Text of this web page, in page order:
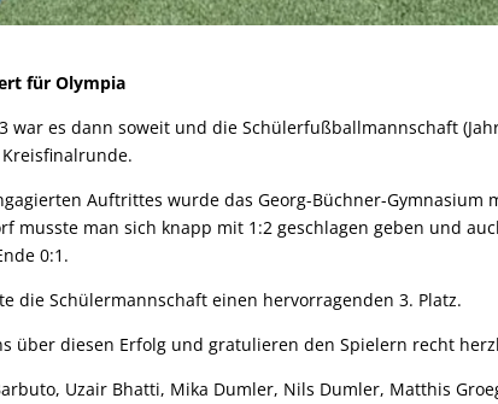
für Olympia
war es dann soweit und die Schülerfußballmannschaft
Auftrittes wurde das Georg-Büchner-Gymnasium
musste man sich knapp mit 1:2 geschlagen geben und
0:1.
die Schülermannschaft einen hervorragenden 3. Platz.
über diesen Erfolg und gratulieren den Spielern recht
Uzair Bhatti, Mika Dumler, Nils Dumler, Matthis